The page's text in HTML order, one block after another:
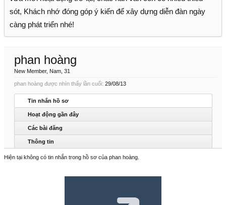
sót, Khách nhớ đóng góp ý kiến để xây dựng diễn đàn ngày
càng phát triển nhé!
phan hoàng
New Member, Nam, 31
phan hoàng được nhìn thấy lần cuối: 29/08/13
Tin nhắn hồ sơ
Hoạt động gần đây
Các bài đăng
Thông tin
Hiện tại không có tin nhắn trong hồ sơ của phan hoàng.